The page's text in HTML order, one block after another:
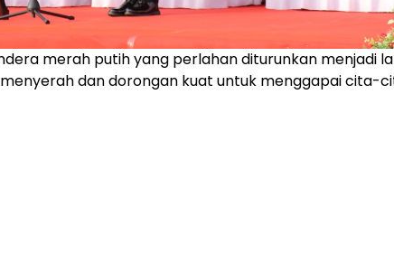
merah putih yang perlahan diturunkan menjadi
dan dorongan kuat untuk menggapai cita-